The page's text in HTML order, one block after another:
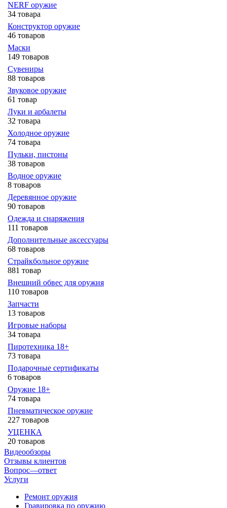
NERF оружие
34 товара
Конструктор оружие
46 товаров
Маски
149 товаров
Сувениры
88 товаров
Звуковое оружие
61 товар
Луки и арбалеты
32 товара
Холодное оружие
74 товара
Пульки, пистоны
38 товаров
Водное оружие
8 товаров
Деревянное оружие
90 товаров
Одежда и снаряжения
111 товаров
Дополнительные аксессуары
68 товаров
Страйкбольное оружие
881 товар
Внешний обвес для оружия
110 товаров
Запчасти
13 товаров
Игровые наборы
34 товара
Пиротехника 18+
73 товара
Подарочные сертификаты
6 товаров
Оружие 18+
74 товара
Пневматическое оружие
227 товаров
УЦЕНКА
20 товаров
Видеообзоры
Отзывы клиентов
Вопрос—ответ
Услуги
Ремонт оружия
Гравировка по оружию